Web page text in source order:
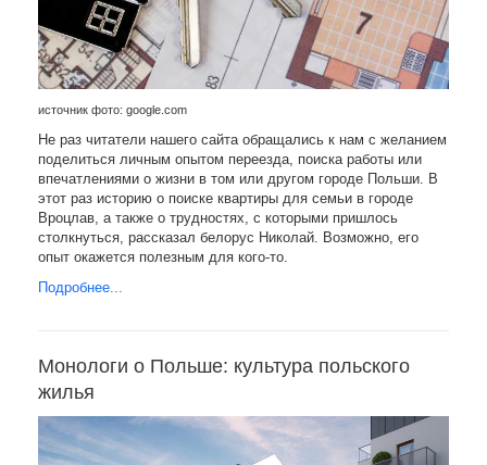
источник фото: google.com
Не раз читатели нашего сайта обращались к нам с желанием
поделиться личным опытом переезда, поиска работы или
впечатлениями о жизни в том или другом городе Польши. В
этот раз историю о поиске квартиры для семьи в городе
Вроцлав, а также о трудностях, с которыми пришлось
столкнуться, рассказал белорус Николай. Возможно, его
опыт окажется полезным для кого-то.
Подробнее...
Монологи о Польше: культура польского
жилья